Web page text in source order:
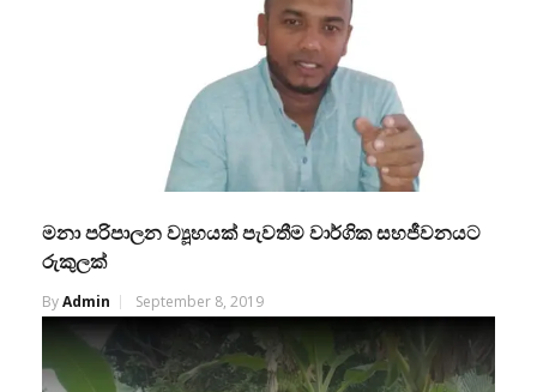
මනා පරිපාලන ව්‍යූහයක් පැවතීම වාර්ගික සහජීවනයට
රුකුලක්
ByAdmin September 8, 2019